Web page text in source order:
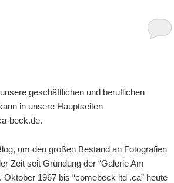
geschäftlichen und beruflichen
in unsere Hauptseiten
beck.de.
um den großen Bestand an Fotografien
Zeit seit Gründung der “Galerie Am
1967 bis “comebeck ltd .ca” heute